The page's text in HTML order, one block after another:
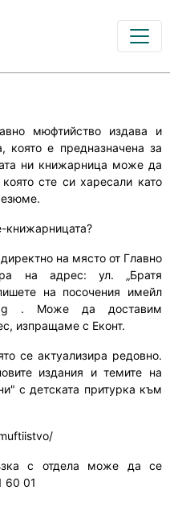
мюфтийство издава и
която е предназначена за
ни книжарница може да
сте си харесали като
книжарницата?
на мястоот Главно
на адрес: ул. „Братя
на посочения имейл
.
Може да доставим
изпращаме с Еконт.
се актуализира редовно.
издания и темите на
с детската притурка към
с отдела може да се
60 01